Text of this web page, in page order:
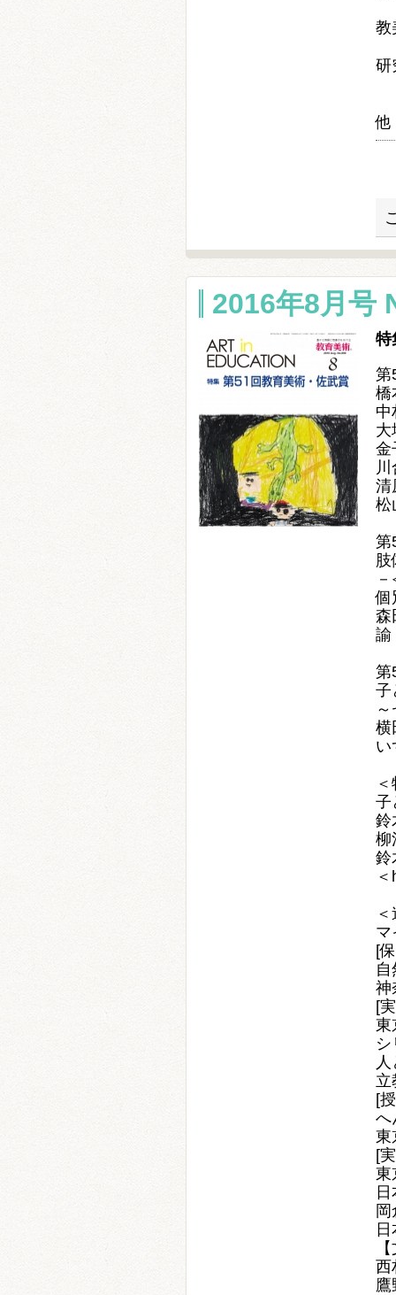
教
研
他
2016年8月号
第
橋
中
金
清
個
諭
子
子
鈴
[
[
[
へ
[
西